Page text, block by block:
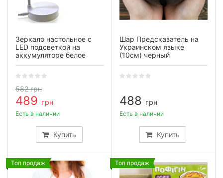
Зеркало настольное с
LED подсветкой на
аккумуляторе белое
(28×10×10 см)
582грн
489 грн
Купить
Есть в наличии
Шар Предсказатель на
Украинском языке
(10см) черный
488 грн
Купить
Есть в наличии
Топ продаж Топ продаж